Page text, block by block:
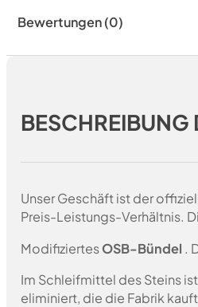
Bewertungen (0)
BESCHREIBUNG
Unser Geschäft ist der
Preis-Leistungs-Verhältnis.
ModifiziertesOSB-Bündel .
Im Schleifmittel des Steins
eliminiert, die die Fabrik